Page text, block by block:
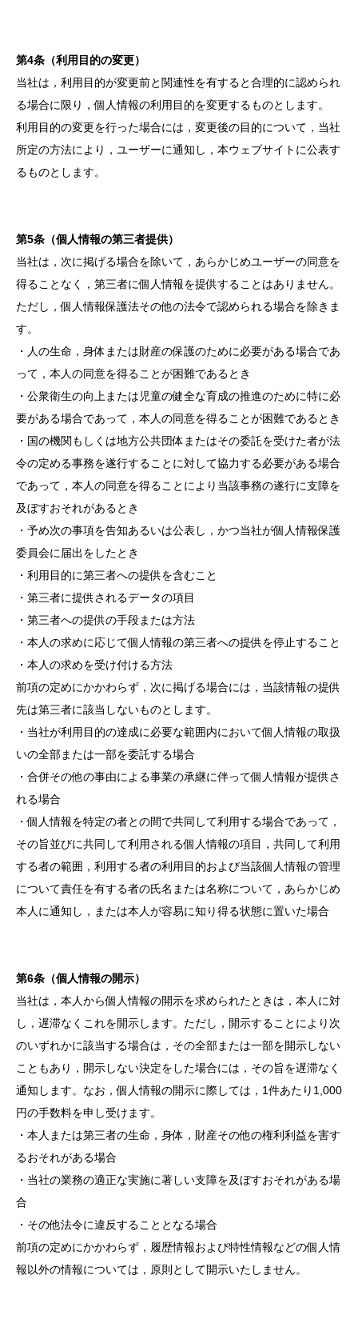
第4条（利用目的の変更）
当社は，利用目的が変更前と関連性を有すると合理的に認められ
る場合に限り，個人情報の利用目的を変更するものとします。
利用目的の変更を行った場合には，変更後の目的について，当社
所定の方法により，ユーザーに通知し，本ウェブサイトに公表す
るものとします。
第5条（個人情報の第三者提供）
当社は，次に掲げる場合を除いて，あらかじめユーザーの同意を
得ることなく，第三者に個人情報を提供することはありません。
ただし，個人情報保護法その他の法令で認められる場合を除きま
す。
・人の生命，身体または財産の保護のために必要がある場合であ
って，本人の同意を得ることが困難であるとき
・公衆衛生の向上または児童の健全な育成の推進のために特に必
要がある場合であって，本人の同意を得ることが困難であるとき
・国の機関もしくは地方公共団体またはその委託を受けた者が法
令の定める事務を遂行することに対して協力する必要がある場合
であって，本人の同意を得ることにより当該事務の遂行に支障を
及ぼすおそれがあるとき
・予め次の事項を告知あるいは公表し，かつ当社が個人情報保護
委員会に届出をしたとき
・利用目的に第三者への提供を含むこと
・第三者に提供されるデータの項目
・第三者への提供の手段または方法
・本人の求めに応じて個人情報の第三者への提供を停止すること
・本人の求めを受け付ける方法
前項の定めにかかわらず，次に掲げる場合には，当該情報の提供
先は第三者に該当しないものとします。
・当社が利用目的の達成に必要な範囲内において個人情報の取扱
いの全部または一部を委託する場合
・合併その他の事由による事業の承継に伴って個人情報が提供さ
れる場合
・個人情報を特定の者との間で共同して利用する場合であって，
その旨並びに共同して利用される個人情報の項目，共同して利用
する者の範囲，利用する者の利用目的および当該個人情報の管理
について責任を有する者の氏名または名称について，あらかじめ
本人に通知し，または本人が容易に知り得る状態に置いた場合
第6条（個人情報の開示）
当社は，本人から個人情報の開示を求められたときは，本人に対
し，遅滞なくこれを開示します。ただし，開示することにより次
のいずれかに該当する場合は，その全部または一部を開示しない
こともあり，開示しない決定をした場合には，その旨を遅滞なく
通知します。なお，個人情報の開示に際しては，1件あたり1,000
円の手数料を申し受けます。
・本人または第三者の生命，身体，財産その他の権利利益を害す
るおそれがある場合
・当社の業務の適正な実施に著しい支障を及ぼすおそれがある場
合
・その他法令に違反することとなる場合
前項の定めにかかわらず，履歴情報および特性情報などの個人情
報以外の情報については，原則として開示いたしません。